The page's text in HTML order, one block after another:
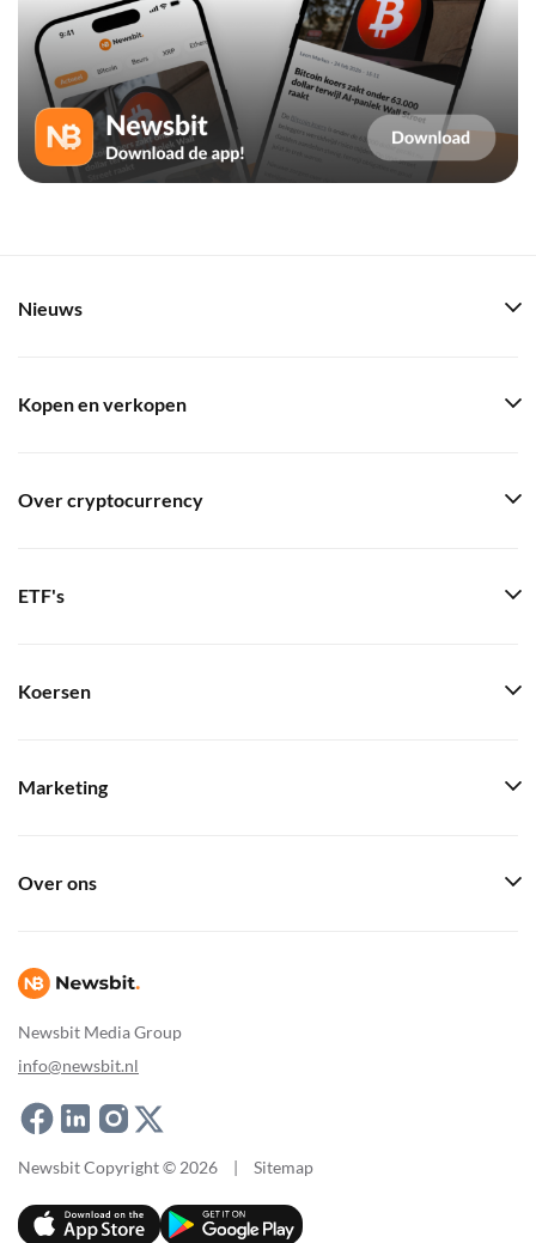
Newsbit Media Group
info@newsbit.nl
Nieuws
Kopen en verkopen
Over cryptocurrency
ETF's
Koersen
Marketing
Over ons
Newsbit Copyright © 2026 | Sitemap